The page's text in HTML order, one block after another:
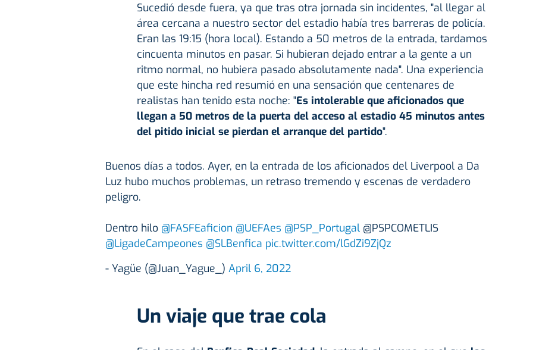
Sucedió desde fuera, ya que tras otra jornada sin incidentes, "al llegar al
área cercana a nuestro sector del estadio había tres barreras de policía.
Eran las 19:15 (hora local). Estando a 50 metros de la entrada, tardamos
cincuenta minutos en pasar. Si hubieran dejado entrar a la gente a un
ritmo normal, no hubiera pasado absolutamente nada". Una experiencia
que este hincha red resumió en una sensación que centenares de
realistas han tenido esta noche: "Es intolerable que aficionados que
llegan a 50 metros de la puerta del acceso al estadio 45 minutos antes
del pitido inicial se pierdan el arranque del partido".
Buenos días a todos. Ayer, en la entrada de los aficionados del Liverpool a Da
Luz hubo muchos problemas, un retraso tremendo y escenas de verdadero
peligro.
Dentro hilo @FASFEaficion @UEFAes @PSP_Portugal @PSPCOMETLIS
@LigadeCampeones @SLBenfica pic.twitter.com/lGdZi9ZjQz
- Yagüe (@Juan_Yague_) April 6, 2022
Un viaje que trae cola